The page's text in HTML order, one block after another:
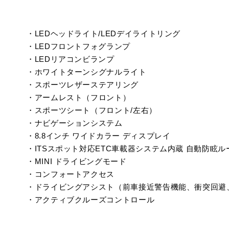
・LEDヘッドライト/LEDデイライトリング
・LEDフロントフォグランプ
・LEDリアコンビランプ
・ホワイトターンシグナルライト
・スポーツレザーステアリング
・アームレスト（フロント）
・スポーツシート（フロント/左右）
・ナビゲーションシステム
・8.8インチ ワイドカラー ディスプレイ
・ITSスポット対応ETC車載器システム内蔵 自動防眩ル
・MINI ドライビングモード
・コンフォートアクセス
・ドライビングアシスト（前車接近警告機能、衝突回避
・アクティブクルーズコントロール